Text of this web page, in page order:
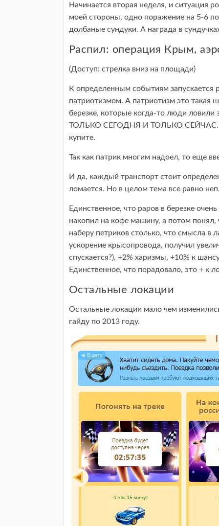
Начинается вторая неделя, и ситуация
моей стороны, одно поражение на 5-6
долбаные сундуки. А награда в
Распил: операция Крым,
(Доступ: стрелка вниз на площади)
К определенным событиям запускается
патриотизмом. А патриотизм это такая
березке, которые когда-то люди ловили
ТОЛЬКО СЕГОДНЯ И ТОЛЬКО СЕЙЧАС. А
купите.
Так как патрик многим надоел, то еще
И да, каждый транспорт стоит
ломается. Но в целом тема все равно
Единственное, что раров в березке
накопил на кофе машину, а потом понял,
наберу петриков столько, что смысла в
ускорение крысопровода, получил
спускается?), +2% харизмы, +10% к
Единственное, что порадовало, это + к
Остальные локации
Остальные локации мало чем
гайду по 2013 году.